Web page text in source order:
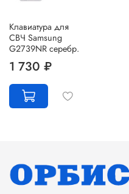
Клавиатура для
СВЧ Samsung
G2739NR серебр.
1 730 ₽